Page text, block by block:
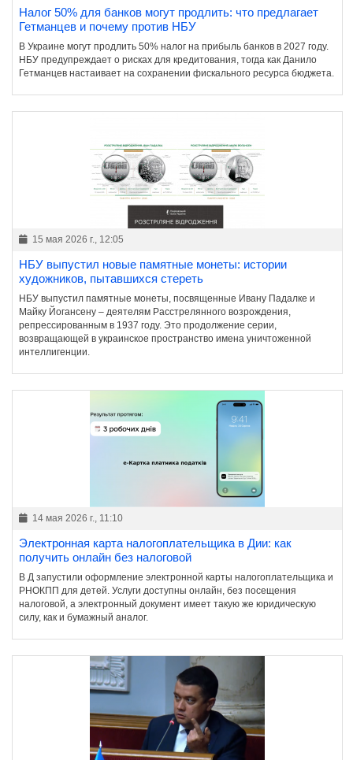
Налог 50% для банков могут продлить: что предлагает
Гетманцев и почему против НБУ
В Украине могут продлить 50% налог на прибыль банков в 2027 году.
НБУ предупреждает о рисках для кредитования, тогда как Данило
Гетманцев настаивает на сохранении фискального ресурса бюджета.
15 мая 2026 г., 12:05
НБУ выпустил новые памятные монеты: истории
художников, пытавшихся стереть
НБУ выпустил памятные монеты, посвященные Ивану Падалке и
Майку Йогансену – деятелям Расстрелянного возрождения,
репрессированным в 1937 году. Это продолжение серии,
возвращающей в украинское пространство имена уничтоженной
интеллигенции.
14 мая 2026 г., 11:10
Электронная карта налогоплательщика в Дии: как
получить онлайн без налоговой
В Д запустили оформление электронной карты налогоплательщика и
РНОКПП для детей. Услуги доступны онлайн, без посещения
налоговой, а электронный документ имеет такую же юридическую
силу, как и бумажный аналог.